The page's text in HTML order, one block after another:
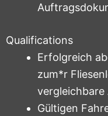
Qualifications
Erfolgreich
zum*r
vergleichbare
Gültigen